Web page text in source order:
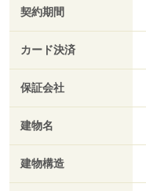
契約期間
カード決済
保証会社
建物名
建物構造